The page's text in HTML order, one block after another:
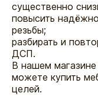
существенно
повысить
резьбы;
разбирать и
ДСП.
В нашем
можете купить
целей.